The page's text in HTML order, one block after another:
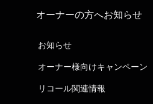
オーナーの方へお知らせ
お知らせ
オーナー様向けキャンペーン
リコール関連情報